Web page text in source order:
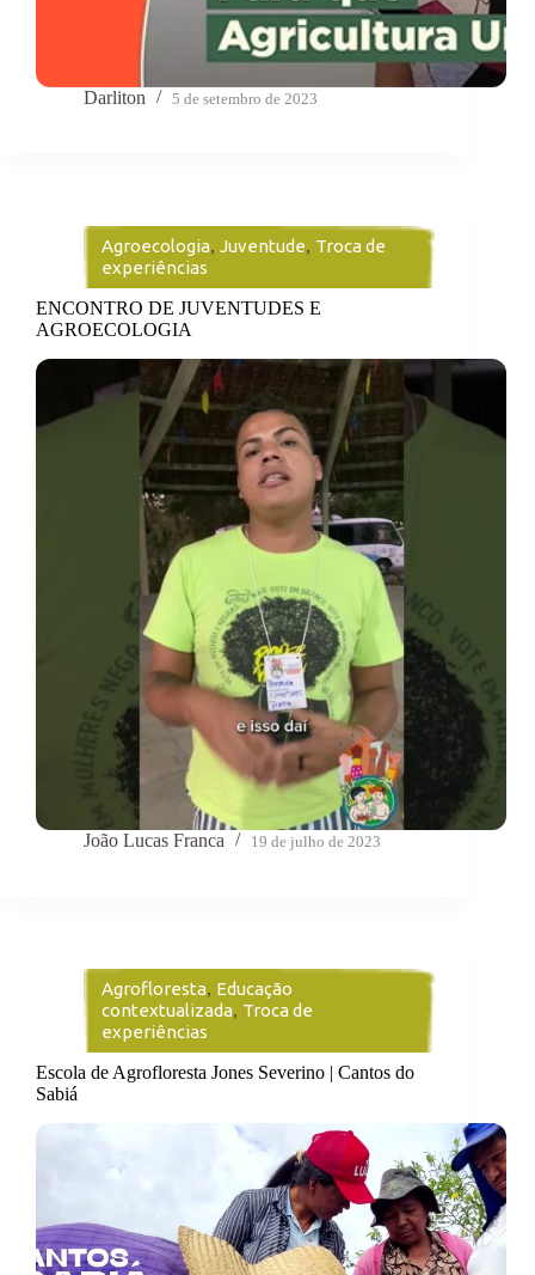
Darliton 5 de setembro de 2023
Agroecologia, Juventude, Troca de
experiências
ENCONTRO DE JUVENTUDES E
AGROECOLOGIA
João Lucas Franca 19 de julho de 2023
Agrofloresta, Educação
contextualizada, Troca de
experiências
Escola de Agrofloresta Jones Severino | Cantos do
Sabiá